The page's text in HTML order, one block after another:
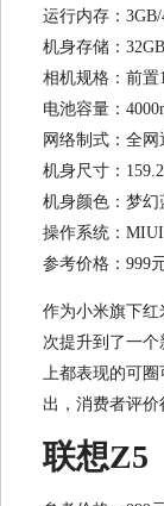
运行内存：3GB/
机身存储：
相机规格：前置
电池容量：
网络制式：全网
机身尺寸：
机身颜色：梦幻
操作系统：
参考价格：999
作为小米旗下红
次提升到了一
上都表现的可
出，消费者评价
联想Z5